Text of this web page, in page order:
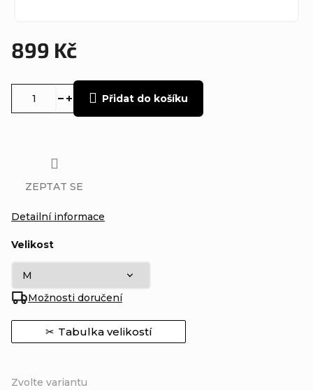
899 Kč
Zvolte variantu
Velikost
Možnosti doručení
Tabulka velikostí
Přidat do košíku
Detailní informace
ZEPTAT SE